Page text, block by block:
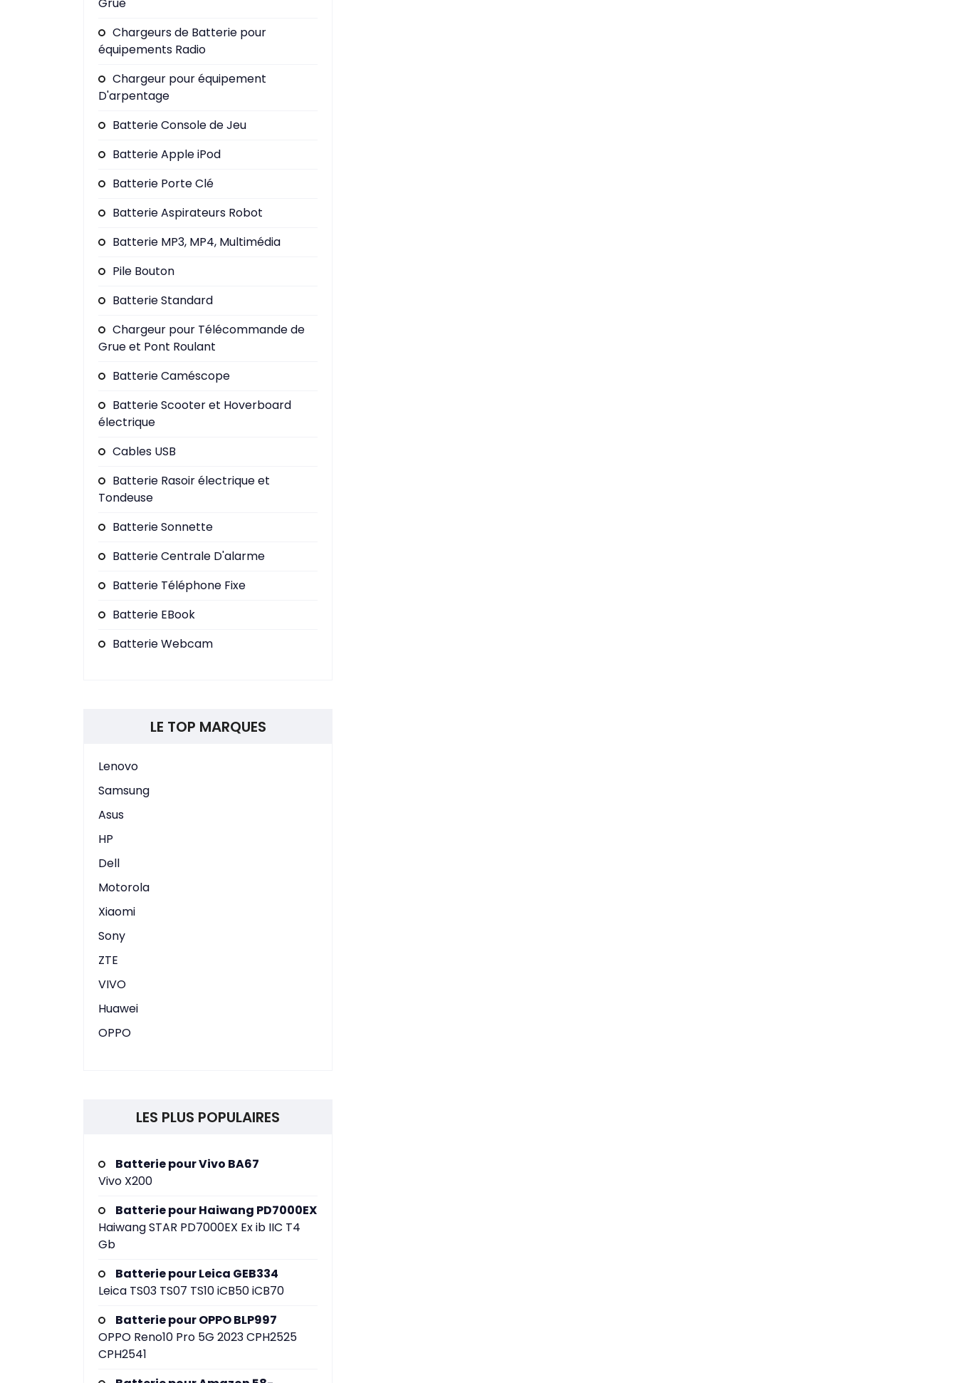
Chargeurs de Batterie pour
équipements Radio
Chargeur pour équipement
D'arpentage
Batterie Console de Jeu
Batterie Apple iPod
Batterie Porte Clé
Batterie Aspirateurs Robot
Batterie MP3, MP4, Multimédia
Pile Bouton
Batterie Standard
Chargeur pour Télécommande de
Grue et Pont Roulant
Batterie Caméscope
Batterie Scooter et Hoverboard
électrique
Cables USB
Batterie Rasoir électrique et
Tondeuse
Batterie Sonnette
Batterie Centrale D'alarme
Batterie Téléphone Fixe
Batterie EBook
Batterie Webcam
LE TOP MARQUES
Lenovo
Samsung
Asus
HP
Dell
Motorola
Xiaomi
Sony
ZTE
VIVO
Huawei
OPPO
LES PLUS POPULAIRES
Batterie pour Vivo BA67
Vivo X200
Batterie pour Haiwang PD7000EX
Haiwang STAR PD7000EX Ex ib IIC T4
Gb
Batterie pour Leica GEB334
Leica TS03 TS07 TS10 iCB50 iCB70
Batterie pour OPPO BLP997
OPPO Reno10 Pro 5G 2023 CPH2525
CPH2541